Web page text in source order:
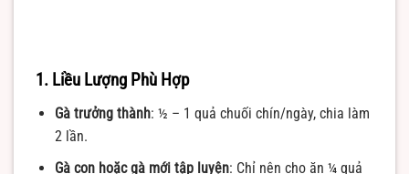
1. Liều Lượng Phù Hợp
Gà trưởng thành: ½ – 1 quả chuối chín/ngày, chia làm
2 lần.
Gà con hoặc gà mới tập luyện: Chỉ nên cho ăn ¼ quả